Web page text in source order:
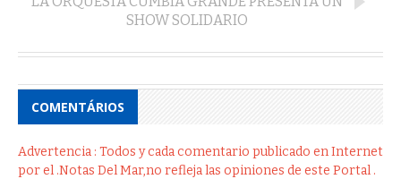
SHOW SOLIDARIO
COMENTÁRIOS
Advertencia : Todos y cada comentario publicado en Internet
por el .Notas Del Mar,no refleja las opiniones de este Portal .